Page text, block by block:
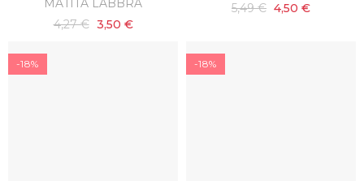
MATITA LABBRA
4,27 € 3,50 €
5,49 € 4,50 €
-18% -18%